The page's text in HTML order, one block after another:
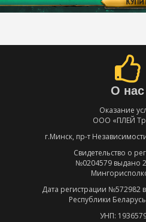
О нас
Оказание
ООО «ПЛЕЙ
г.Минск, пр-т
Свидетельство о
№0204579 выдано
Дата регистрации №572982
Республики
УНП: